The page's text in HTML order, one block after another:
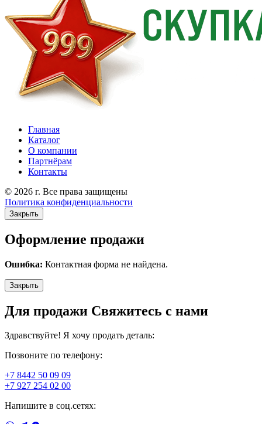
Главная
Каталог
О компании
Партнёрам
Контакты
© 2026 г. Все права защищены
Политика конфиденциальности
Закрыть
Оформление продажи
Ошибка: Контактная форма не найдена.
Закрыть
Для продажи Свяжитесь с нами
Здравствуйте! Я хочу продать деталь:
Позвоните по телефону:
+7 8442 50 09 09
+7 927 254 02 00
Напишите в соц.сетях: